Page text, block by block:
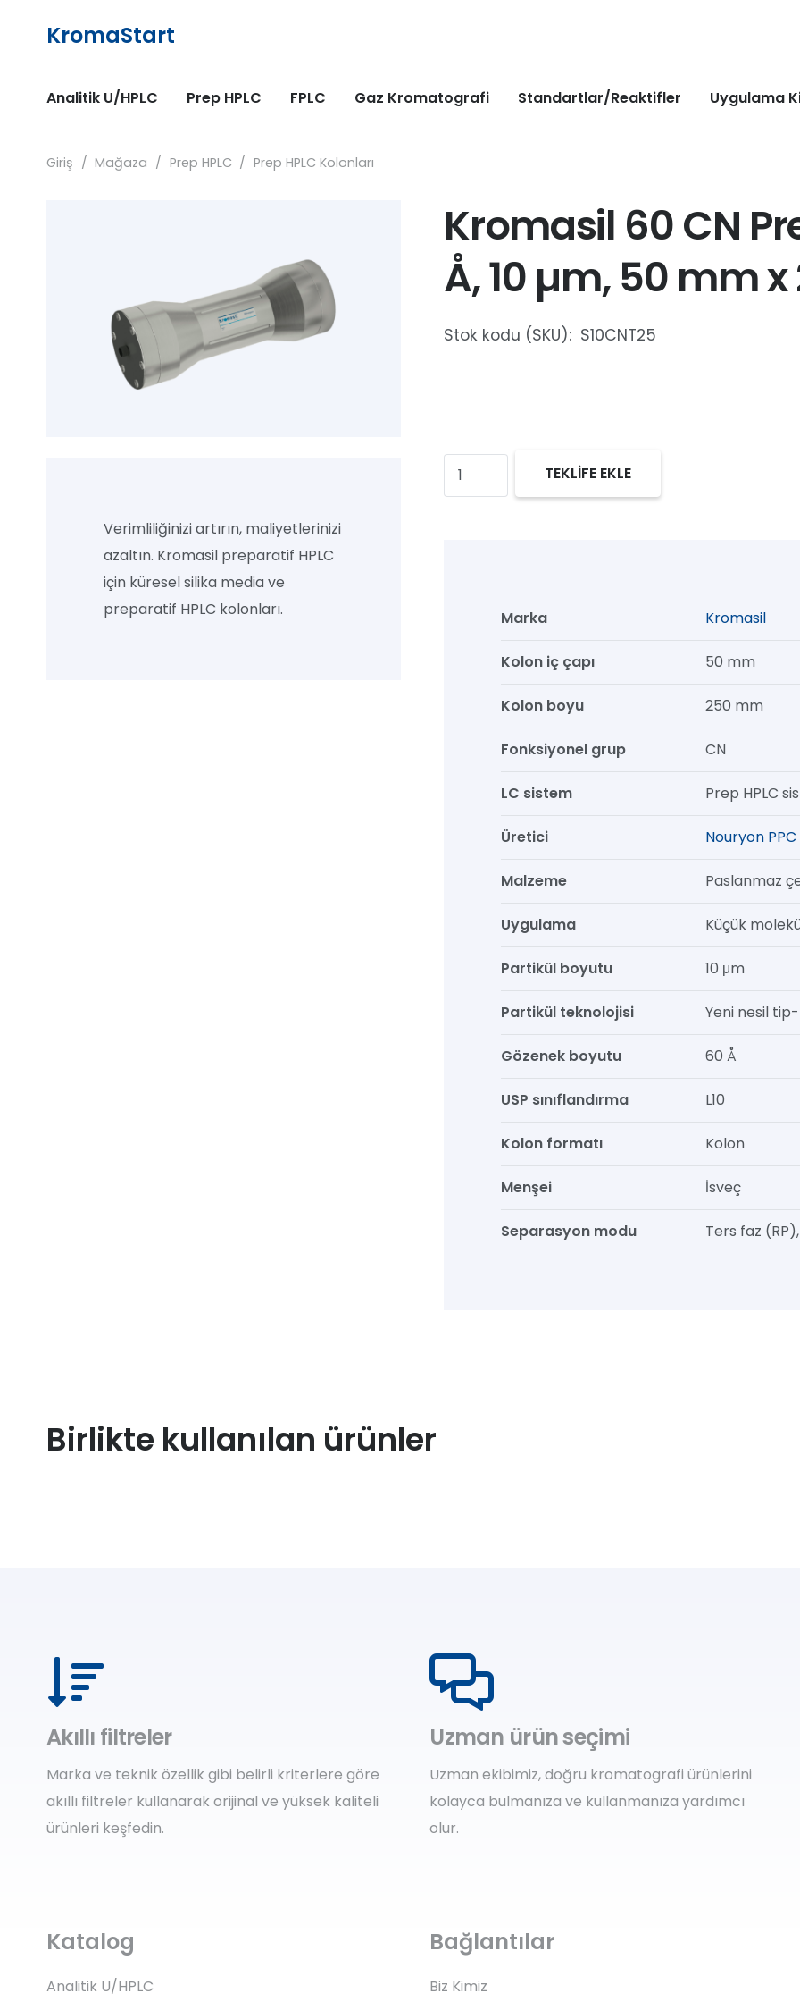
KromaStart
Analitik U/HPLC Prep HPLC FPLC Gaz Kromatografi Standartlar/Reaktifler Uygulama
Giriş / Mağaza / Prep HPLC / Prep HPLC Kolonları
Verimliliğinizi artırın, maliyetlerinizi
azaltın. Kromasil preparatif HPLC
için küresel silika media ve
preparatif HPLC kolonları.
Kromasil 60 CN
Å, 10 µm, 50 mm
Stok kodu (SKU): S10CNT25
Kromasil
60
TEKLİFE EKLE
Marka Kromasil
Kolon iç çapı 50 mm
Kolon boyu 250 mm
Fonksiyonel grup CN
LC sistem Prep HPLC
Üretici Nouryon
Malzeme Paslanmaz
Uygulama Küçük
Partikül boyutu 10 μm
Partikül teknolojisi Yeni nesil
Gözenek boyutu 60 Å
USP sınıflandırma L10
Kolon formatı Kolon
Menşei İsveç
Separasyon modu Ters faz
Birlikte kullanılan ürünler
Akıllı filtreler
Marka ve teknik özellik gibi belirli kriterlere göre
akıllı filtreler kullanarak orijinal ve yüksek kaliteli
ürünleri keşfedin.
Uzman ürün seçimi
Uzman ekibimiz, doğru kromatografi ürünlerini
kolayca bulmanıza ve kullanmanıza yardımcı
olur.
Katalog
Analitik U/HPLC
Bağlantılar
Biz Kimiz